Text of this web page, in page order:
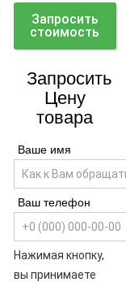
Запросить
стоимость
Запросить
Цену
товара
Ваше имя
Ваш телефон
Нажимая кнопку,
вы принимаете